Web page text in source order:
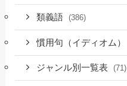
類義語 (386)
慣用句（イディオム）
ジャンル別一覧表 (71)